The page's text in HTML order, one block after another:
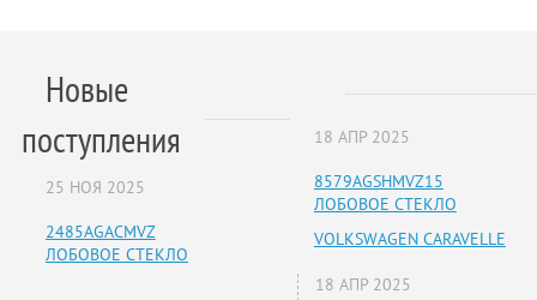
Новые
поступления
25 НОЯ 2025
2485AGACMVZ
ЛОБОВОЕ СТЕКЛО
18 АПР 2025
8579AGSHMVZ15
ЛОБОВОЕ СТЕКЛО
VOLKSWAGEN CARAVELLE
18 АПР 2025